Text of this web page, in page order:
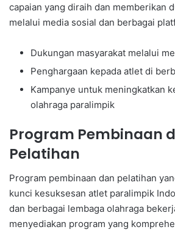
capaian yang diraih dan memberikan
melalui media sosial dan berbagai
Dukungan masyarakat melalui
Penghargaan kepada atlet di
Kampanye untuk meningkatkan
olahraga paralimpik
Program Pembinaan
Pelatihan
Program pembinaan dan pelatihan
kunci kesuksesan atlet paralimpik
dan berbagai lembaga olahraga
menyediakan program yang